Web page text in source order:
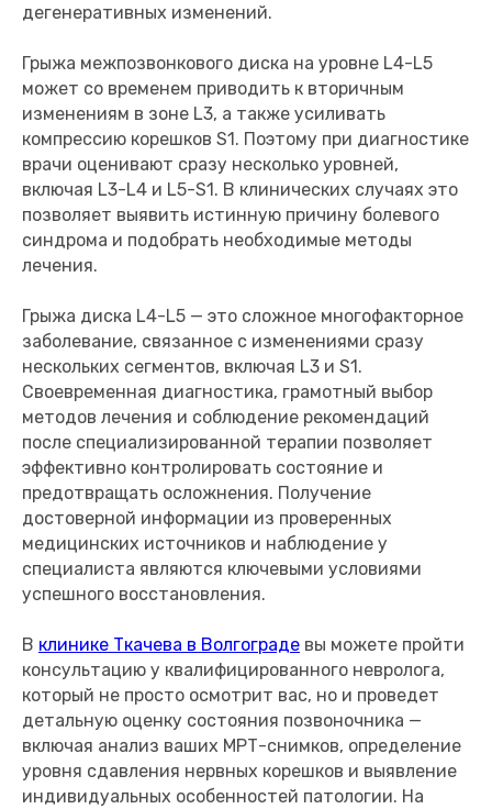
дегенеративных изменений.
Грыжа межпозвонкового диска на уровне L4-L5
может со временем приводить к вторичным
изменениям в зоне L3, а также усиливать
компрессию корешков S1. Поэтому при диагностике
врачи оценивают сразу несколько уровней,
включая L3-L4 и L5-S1. В клинических случаях это
позволяет выявить истинную причину болевого
синдрома и подобрать необходимые методы
лечения.
Грыжа диска L4-L5 — это сложное многофакторное
заболевание, связанное с изменениями сразу
нескольких сегментов, включая L3 и S1.
Своевременная диагностика, грамотный выбор
методов лечения и соблюдение рекомендаций
после специализированной терапии позволяет
эффективно контролировать состояние и
предотвращать осложнения. Получение
достоверной информации из проверенных
медицинских источников и наблюдение у
специалиста являются ключевыми условиями
успешного восстановления.
В клинике Ткачева в Волгограде вы можете пройти
консультацию у квалифицированного невролога,
который не просто осмотрит вас, но и проведет
детальную оценку состояния позвоночника —
включая анализ ваших МРТ-снимков, определение
уровня сдавления нервных корешков и выявление
индивидуальных особенностей патологии. На